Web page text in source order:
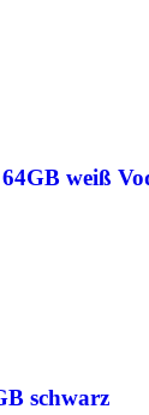
weiß
schwarz